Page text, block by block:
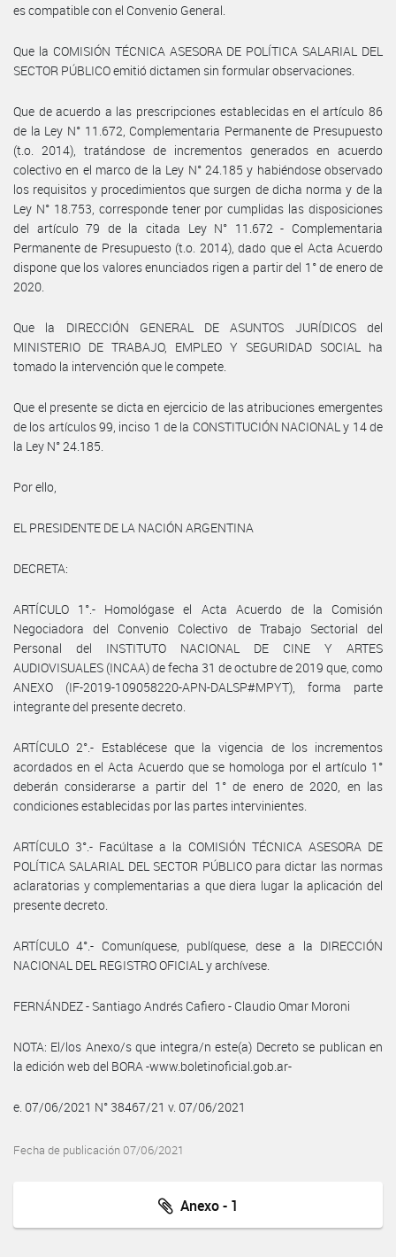
es compatible con el Convenio General.
Que la COMISIÓN TÉCNICA ASESORA DE POLÍTICA SALARIAL DEL
SECTOR PÚBLICO emitió dictamen sin formular observaciones.
Que de acuerdo a las prescripciones establecidas en el artículo 86
de la Ley N° 11.672, Complementaria Permanente de Presupuesto
(t.o. 2014), tratándose de incrementos generados en acuerdo
colectivo en el marco de la Ley N° 24.185 y habiéndose observado
los requisitos y procedimientos que surgen de dicha norma y de la
Ley N° 18.753, corresponde tener por cumplidas las disposiciones
del artículo 79 de la citada Ley N° 11.672 - Complementaria
Permanente de Presupuesto (t.o. 2014), dado que el Acta Acuerdo
dispone que los valores enunciados rigen a partir del 1° de enero de
2020.
Que la DIRECCIÓN GENERAL DE ASUNTOS JURÍDICOS del
MINISTERIO DE TRABAJO, EMPLEO Y SEGURIDAD SOCIAL ha
tomado la intervención que le compete.
Que el presente se dicta en ejercicio de las atribuciones emergentes
de los artículos 99, inciso 1 de la CONSTITUCIÓN NACIONAL y 14 de
la Ley N° 24.185.
Por ello,
EL PRESIDENTE DE LA NACIÓN ARGENTINA
DECRETA:
ARTÍCULO 1°.- Homológase el Acta Acuerdo de la Comisión
Negociadora del Convenio Colectivo de Trabajo Sectorial del
Personal del INSTITUTO NACIONAL DE CINE Y ARTES
AUDIOVISUALES (INCAA) de fecha 31 de octubre de 2019 que, como
ANEXO (IF-2019-109058220-APN-DALSP#MPYT), forma parte
integrante del presente decreto.
ARTÍCULO 2°.- Establécese que la vigencia de los incrementos
acordados en el Acta Acuerdo que se homologa por el artículo 1°
deberán considerarse a partir del 1° de enero de 2020, en las
condiciones establecidas por las partes intervinientes.
ARTÍCULO 3°.- Facúltase a la COMISIÓN TÉCNICA ASESORA DE
POLÍTICA SALARIAL DEL SECTOR PÚBLICO para dictar las normas
aclaratorias y complementarias a que diera lugar la aplicación del
presente decreto.
ARTÍCULO 4°.- Comuníquese, publíquese, dese a la DIRECCIÓN
NACIONAL DEL REGISTRO OFICIAL y archívese.
FERNÁNDEZ - Santiago Andrés Cafiero - Claudio Omar Moroni
NOTA: El/los Anexo/s que integra/n este(a) Decreto se publican en
la edición web del BORA -www.boletinoficial.gob.ar-
e. 07/06/2021 N° 38467/21 v. 07/06/2021
Fecha de publicación 07/06/2021
Anexo - 1